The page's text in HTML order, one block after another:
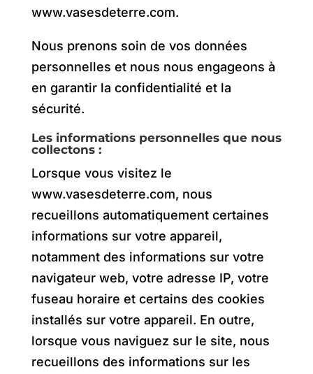
www.vasesdeterre.com.
Nous prenons soin de vos données
personnelles et nous nous engageons à
en garantir la confidentialité et la
sécurité.
Les informations personnelles que nous
collectons :
Lorsque vous visitez le
www.vasesdeterre.com, nous
recueillons automatiquement certaines
informations sur votre appareil,
notamment des informations sur votre
navigateur web, votre adresse IP, votre
fuseau horaire et certains des cookies
installés sur votre appareil. En outre,
lorsque vous naviguez sur le site, nous
recueillons des informations sur les